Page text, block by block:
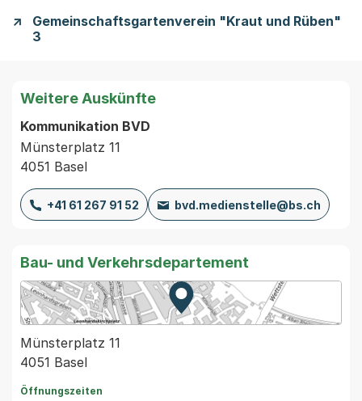
Gemeinschaftsgartenverein "Kraut und Rüben"
3
Weitere Auskünfte
Kommunikation BVD
Münsterplatz 11
4051 Basel
+41 61 267 91 52 bvd.medienstelle@bs.ch
Bau- und Verkehrsdepartement
Zur Karte von MapBS.
Externer Link, wird in einem
Münsterplatz 11
4051 Basel
Öffnungszeiten